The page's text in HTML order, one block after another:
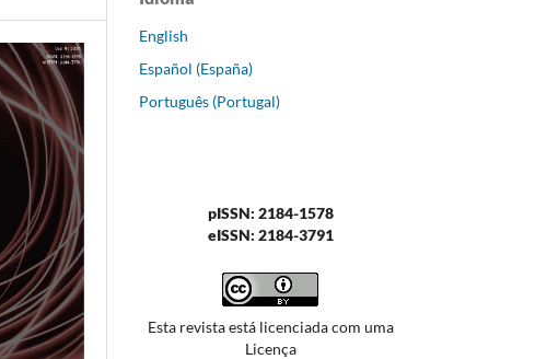
English
Español (España)
Português (Portugal)
pISSN: 2184-1578
eISSN: 2184-3791
Esta revista está licenciada com uma
Licença